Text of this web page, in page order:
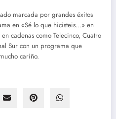
marcada por grandes éxitos
en «Sé lo que hicisteis…» en
cadenas como Telecinco, Cuatro
Sur con un programa que
cariño.